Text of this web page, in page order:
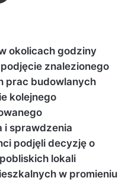
okolicach godziny
znalezionego
prac budowlanych
kolejnego
i sprawdzenia
podjęli decyzję o
lokali
w promieniu